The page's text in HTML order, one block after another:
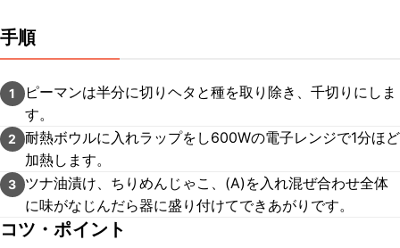
手順
1
ピーマンは半分に切りヘタと種を取り除き、千切りにしま
す。
2
耐熱ボウルに入れラップをし600Wの電子レンジで1分ほど
加熱します。
3
ツナ油漬け、ちりめんじゃこ、(A)を入れ混ぜ合わせ全体
に味がなじんだら器に盛り付けてできあがりです。
コツ・ポイント